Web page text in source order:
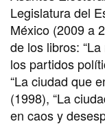
Legislatura del
México (2009 a
de los libros:
los partidos
“La ciudad que
(1998), “La
en caos y